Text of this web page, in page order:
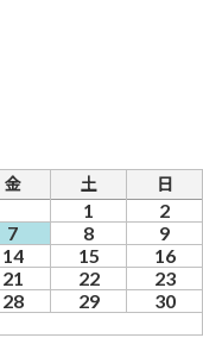
金 土 日
1
2
7 8
9
14 15
16
21 22
23
28 29
30